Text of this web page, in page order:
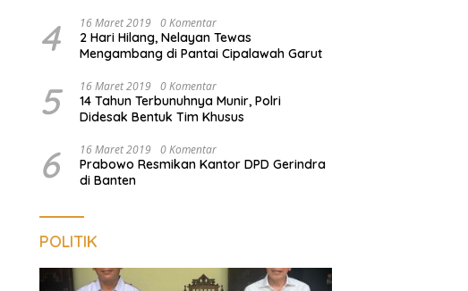
4 16 Maret 2019 0 Komentar
2 Hari Hilang, Nelayan Tewas
Mengambang di Pantai Cipalawah Garut
5 16 Maret 2019 0 Komentar
14 Tahun Terbunuhnya Munir, Polri
Didesak Bentuk Tim Khusus
6 16 Maret 2019 0 Komentar
Prabowo Resmikan Kantor DPD Gerindra
di Banten
POLITIK